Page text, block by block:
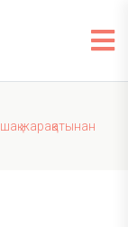
жарақатынан